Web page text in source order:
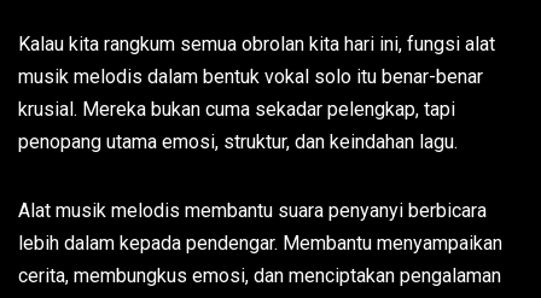
Kalau kita rangkum semua obrolan kita hari ini, fungsi alat
musik melodis dalam bentuk vokal solo itu benar-benar
krusial. Mereka bukan cuma sekadar pelengkap, tapi
penopang utama emosi, struktur, dan keindahan lagu.
Alat musik melodis membantu suara penyanyi berbicara
lebih dalam kepada pendengar. Membantu menyampaikan
cerita, membungkus emosi, dan menciptakan pengalaman